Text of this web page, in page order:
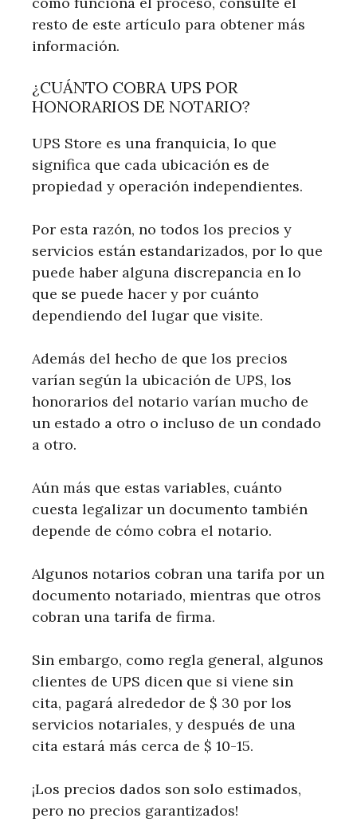
resto de este artículo para obtener más
información.
¿CUÁNTO COBRA UPS POR
HONORARIOS DE NOTARIO?
UPS Store es una franquicia, lo que
significa que cada ubicación es de
propiedad y operación independientes.
Por esta razón, no todos los precios y
servicios están estandarizados, por lo que
puede haber alguna discrepancia en lo
que se puede hacer y por cuánto
dependiendo del lugar que visite.
Además del hecho de que los precios
varían según la ubicación de UPS, los
honorarios del notario varían mucho de
un estado a otro o incluso de un condado
a otro.
Aún más que estas variables, cuánto
cuesta legalizar un documento también
depende de cómo cobra el notario.
Algunos notarios cobran una tarifa por un
documento notariado, mientras que otros
cobran una tarifa de firma.
Sin embargo, como regla general, algunos
clientes de UPS dicen que si viene sin
cita, pagará alrededor de $ 30 por los
servicios notariales, y después de una
cita estará más cerca de $ 10-15.
¡Los precios dados son solo estimados,
pero no precios garantizados!